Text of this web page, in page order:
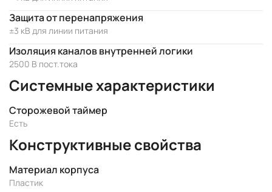
Защита от перенапряжения
±3 кВ для линии питания
Изоляция каналов внутренней логики
2500 В пост.тока
Системные характеристики
Сторожевой таймер
Есть
Конструктивные свойства
Материал корпуса
Пластик